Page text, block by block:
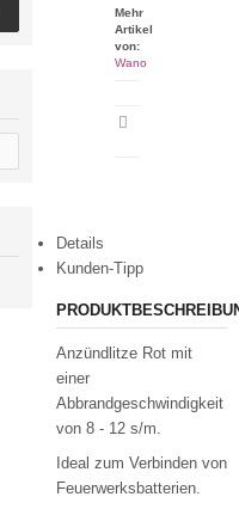
Mehr
Artikel
von:
Wano
Details
Kunden-Tipp
Anzündlitze Rot mit
einer
Abbrandgeschwindigkeit
von 8 - 12 s/m.
Ideal zum Verbinden von
Feuerwerksbatterien.